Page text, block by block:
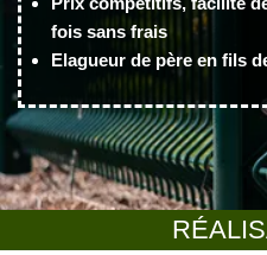
fois sans frais
Elagueur de père en fils